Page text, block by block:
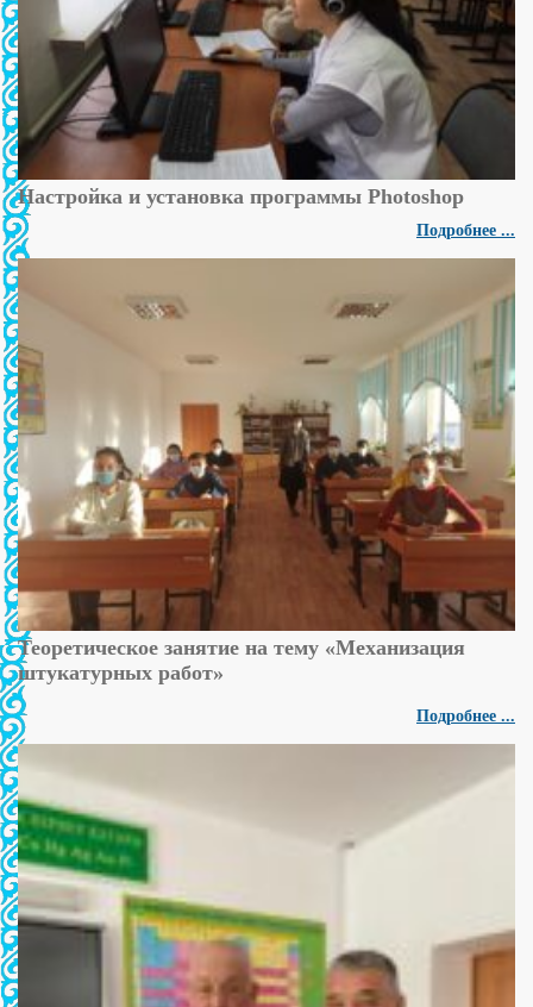
Настройка и установка программы Photoshop
Подробнее ...
Теоретическое занятие на тему «Механизация
штукатурных работ»
Подробнее ...